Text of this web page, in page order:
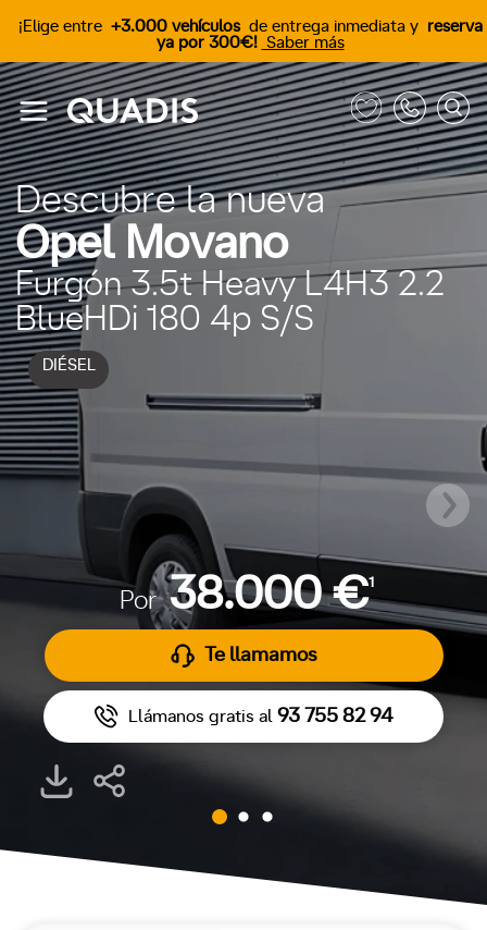
¡Elige entre +3.000 vehículos de entrega inmediata y reserva
ya por 300€! Saber más
Descubre la nueva
Opel Movano
DIÉSEL
Furgón 3.5t Heavy L4H3 2.2
BlueHDi 180 4p S/S
Por38.000 €1
Te llamamos
Llámanos gratis al 93 755 82 94